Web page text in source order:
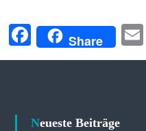
Fa
ce
Share
Neueste Beiträge